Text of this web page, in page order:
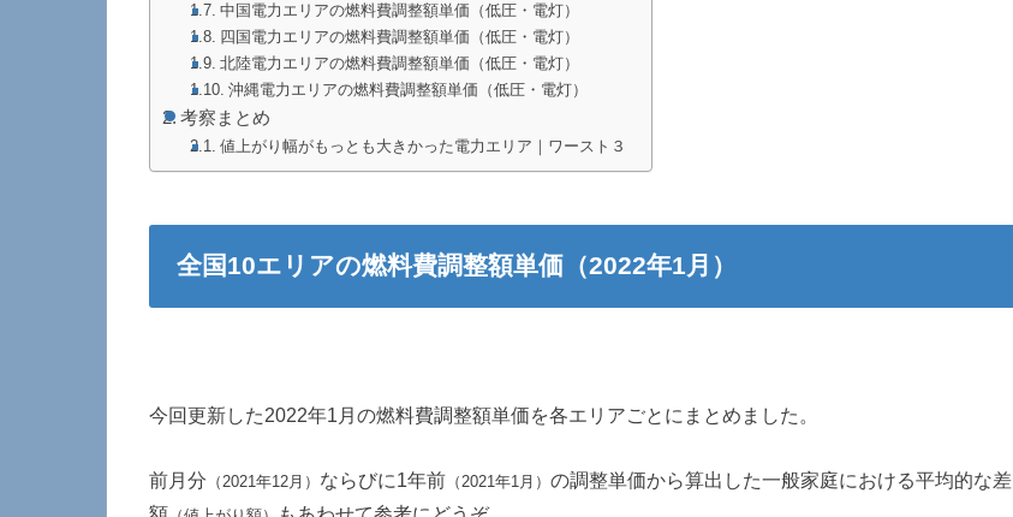
中国電力エリアの燃料費調整額単価（低圧・電灯）
四国電力エリアの燃料費調整額単価（低圧・電灯）
北陸電力エリアの燃料費調整額単価（低圧・電灯）
沖縄電力エリアの燃料費調整額単価（低圧・電灯）
考察まとめ
値上がり幅がもっとも大きかった電力エリア｜ワースト３
全国10エリアの燃料費調整額単価（2022年1月）
今回更新した2022年1月の燃料費調整額単価を各エリアごとにまとめました。
前月分 （2021年12月） ならびに1年前 （2021年1月） の調整単価から算出した一般家庭における平均的な差